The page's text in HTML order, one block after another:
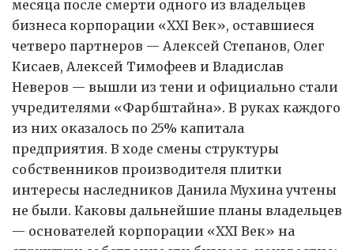
месяца после смерти одного из владельцев
бизнеса корпорации «XXI Век», оставшиеся
четверо партнеров — Алексей Степанов, Олег
Кисаев, Алексей Тимофеев и Владислав
Неверов — вышли из тени и официально стали
учредителями «Фарбштайна». В руках каждого
из них оказалось по 25% капитала
предприятия. В ходе смены структуры
собственников производителя плитки
интересы наследников Данила Мухина учтены
не были. Каковы дальнейшие планы владельцев
— основателей корпорации «XXI Век» на